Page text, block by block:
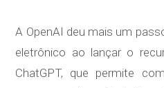
A OpenAI deu mais um
eletrônico ao lançar o
ChatGPT, que permite